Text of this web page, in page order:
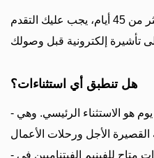
إذا كنت تخطط للبقاء لأكثر من 45 أيام، يجب عليك التقدم
هل تنطبق أي استثناءات؟
- الإعفاء الوحيد من تأشيرة ال45 يوم هو الاستثناء الرئيسي. وهي
- الإعفاء من التأشيرة لمدة 5 سنوات متاح للفينيم الفيتناميين في